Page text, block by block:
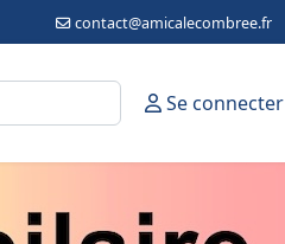
contact@amicalecombree.fr
Se connecter